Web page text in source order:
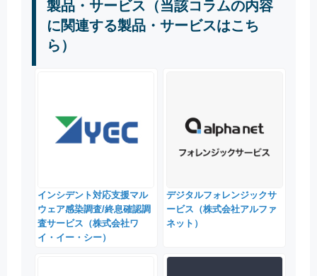
製品・サービス（当該コラムの内容
に関連する製品・サービスはこち
ら）
インシデント対応支援マル
ウェア感染調査/終息確認調
査サービス（株式会社ワ
イ・イー・シー）
デジタルフォレンジックサ
ービス（株式会社アルファ
ネット）